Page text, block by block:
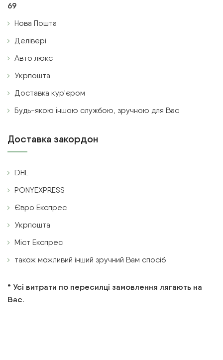
69
Нова Пошта
Делівері
Авто люкс
Укрпошта
Доставка кур'єром
Будь-якою іншою службою, зручною для Вас
Доставка закордон
DHL
PONYEXPRESS
Євро Експрес
Укрпошта
Міст Експрес
також можливий інший зручний Вам спосіб
* Усі витрати по пересилці замовлення лягають на
Вас.